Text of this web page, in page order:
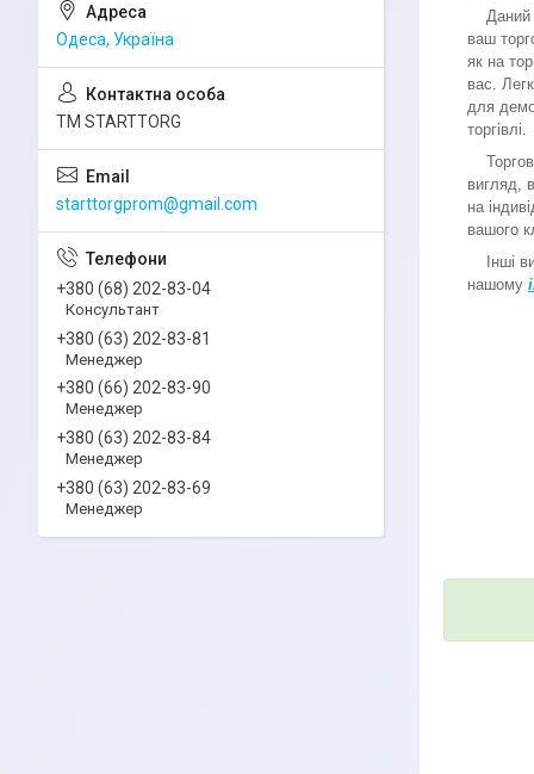
Даний
ваш
як на
вас.
для
торгівлі.
вигляд,
на
вашого
Інші
нашому
Одеса, Україна
ТМ STARTTORG
starttorgprom@gmail.com
+380 (68) 202-83-04
Консультант
+380 (63) 202-83-81
Менеджер
+380 (66) 202-83-90
Менеджер
+380 (63) 202-83-84
Менеджер
+380 (63) 202-83-69
Менеджер